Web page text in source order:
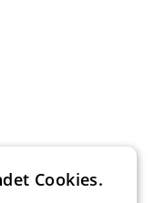
Cookies.